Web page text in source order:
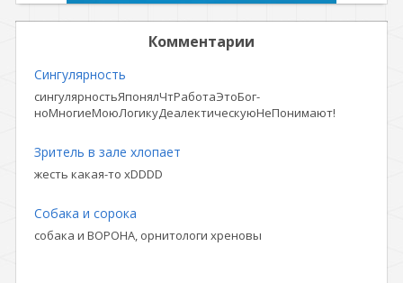
Комментарии
Сингулярность
сингулярностьЯпонялЧтРаботаЭтоБог-
ноМногиеМоюЛогикуДеалектическуюНеПонимают!
Зритель в зале хлопает
жесть какая-то xDDDD
Собака и сорока
собака и ВОРОНА, орнитологи хреновы